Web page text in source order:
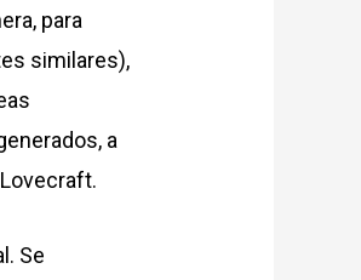
para
similares),
a
Se